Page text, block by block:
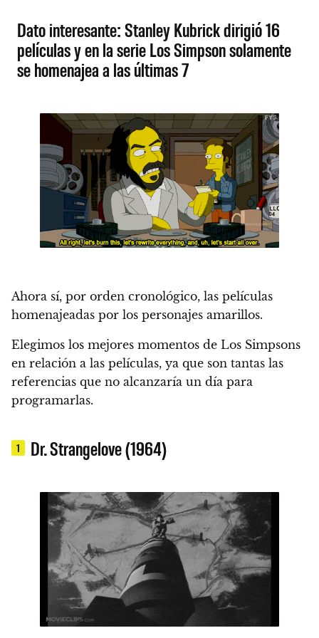
Dato interesante: Stanley Kubrick dirigió 16
películas y en la serie Los Simpson solamente
se homenajea a las últimas 7
Ahora sí, por orden cronológico, las películas
homenajeadas por los personajes amarillos.
Elegimos los mejores momentos de Los Simpsons
en relación a las películas, ya que son tantas las
referencias que no alcanzaría un día para
programarlas.
1 Dr. Strangelove (1964)